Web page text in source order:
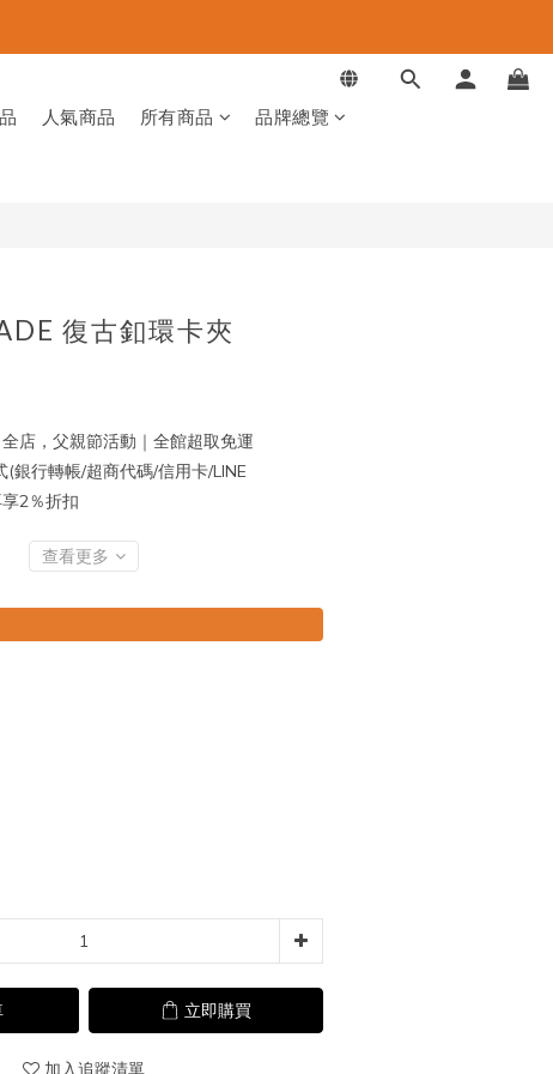
人氣商品 所有商品 品牌總覽
復古釦環卡夾
全店，父親節活動｜全館超取免運
(銀行轉帳/超商代碼/信用卡/LINE
2％折扣
查看更多
立即購買
加入追蹤清單
立即購買